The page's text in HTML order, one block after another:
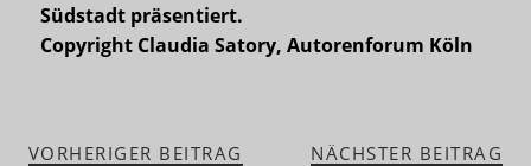
Südstadt präsentiert.
Copyright Claudia Satory, Autorenforum Köln
VORHERIGER BEITRAG NÄCHSTER BEITRAG